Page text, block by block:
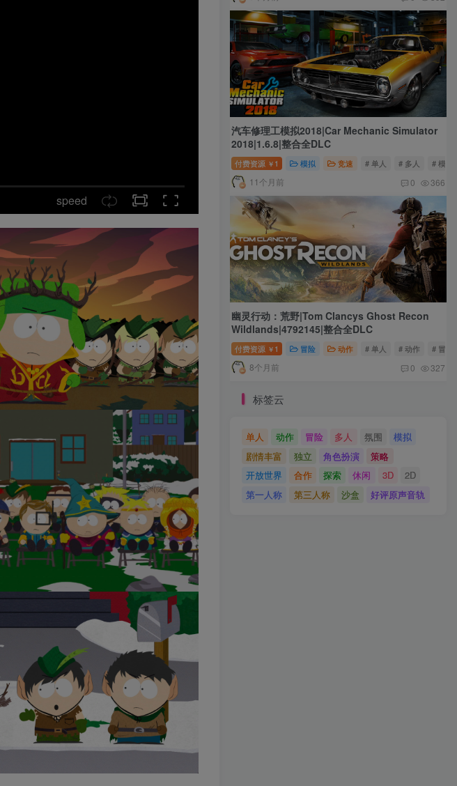
speed
汽车修理工模拟2018|Car Mechanic Simulator
2018|1.6.8|整合全DLC
付费资源 ￥ 1 模拟 竞速 # 单人 # 多人 # 模拟
11个月前 0 366
幽灵行动：荒野|Tom Clancys Ghost Recon
Wildlands|4792145|整合全DLC
付费资源 ￥ 1 冒险 动作 # 单人 # 动作 # 冒险
8个月前 0 327
标签云
单人 动作 冒险 多人 氛围
模拟
剧情丰富
独立 角色扮演
策略
开放世界
合作 探索 休闲 3D
2D
第一人称
第三人称 沙盒 好评原声音轨